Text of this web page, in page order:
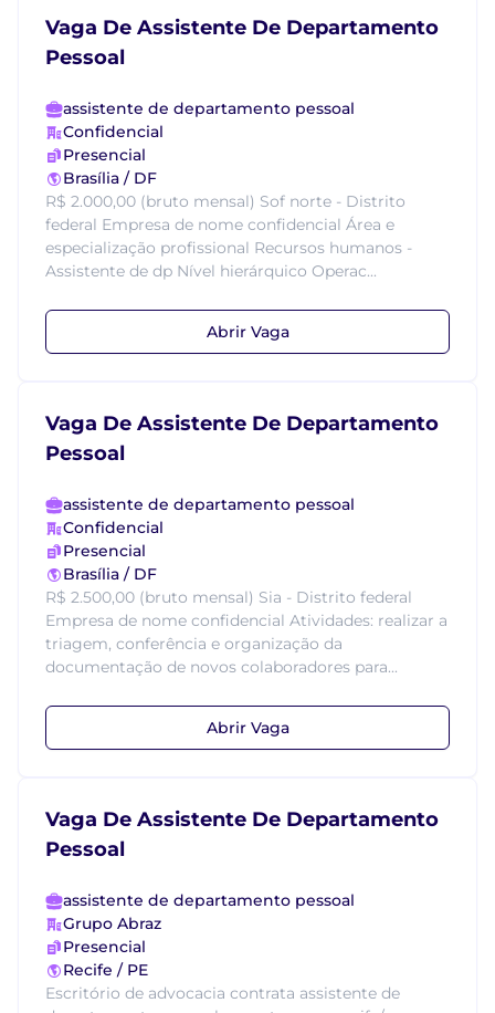
Vaga De Assistente De Departamento
Pessoal
assistente de departamento pessoal
Confidencial
Presencial
Brasília / DF
R$ 2.000,00 (bruto mensal) Sof norte - Distrito
federal Empresa de nome confidencial Área e
especialização profissional Recursos humanos -
Assistente de dp Nível hierárquico Operac...
Abrir Vaga
Vaga De Assistente De Departamento
Pessoal
assistente de departamento pessoal
Confidencial
Presencial
Brasília / DF
R$ 2.500,00 (bruto mensal) Sia - Distrito federal
Empresa de nome confidencial Atividades: realizar a
triagem, conferência e organização da
documentação de novos colaboradores para...
Abrir Vaga
Vaga De Assistente De Departamento
Pessoal
assistente de departamento pessoal
Grupo Abraz
Presencial
Recife / PE
Escritório de advocacia contrata assistente de